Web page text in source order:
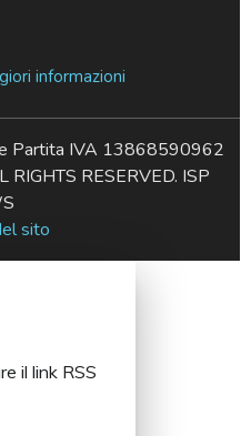
informazioni
Partita IVA 13868590962
RESERVED. ISP
sito
il link RSS